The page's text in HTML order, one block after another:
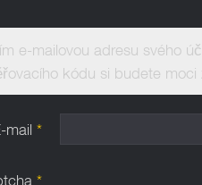
e-mailovou adresu svého
kódu si budete moci
mail *
*